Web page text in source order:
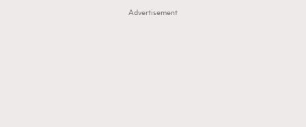
Advertisement